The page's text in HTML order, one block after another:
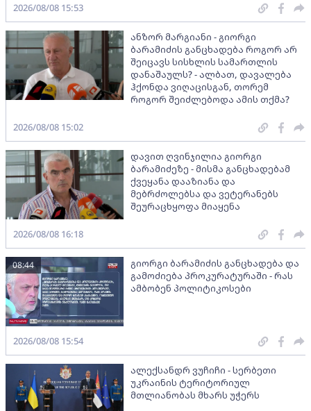
2026/08/08 15:53
ანზორ მარგიანი - გიორგი
ბარამიძის განცხადება როგორ არ
შეიცავს სისხლის სამართლის
დანაშაულს? - ალბათ, დავალება
ჰქონდა ვიღაცისგან, თორემ
როგორ შეიძლებოდა ამის თქმა?
2026/08/08 15:02
დავით ღვინჯილია გიორგი
ბარამიძეზე - მისმა განცხადებამ
ქვეყანა დააზიანა და
მებრძოლებსა და ვეტერანებს
შეურაცხყოფა მიაყენა
2026/08/08 16:18
გიორგი ბარამიძის განცხადება და
გამოძიება პროკურატურაში - რას
ამბობენ პოლიტიკოსები
08:44
2026/08/08 15:54
ალექსანდრ ვუჩიჩი - სერბეთი
უკრაინის ტერიტორიულ
მთლიანობას მხარს უჭერს